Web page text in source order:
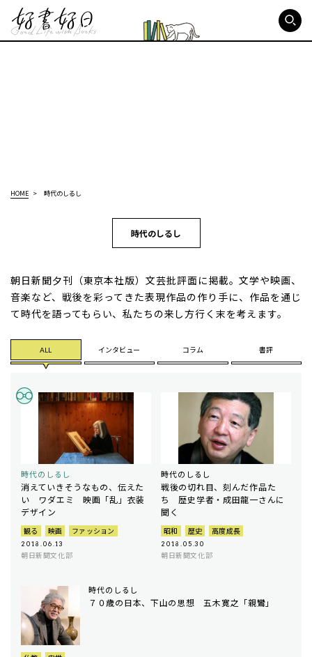
HOME 時代のしるし
時代のしるし
朝日新聞夕刊（東京本社版）文芸批評面に掲載。文学や映画、
音楽など、戦後を彩ってきた表現作品の作り手に、作品を通じ
て時代を語ってもらい、私たちの来し方行く末を考えます。
ALL インタビュー コラム 書評
時代のしるし
消えていきそうなもの、伝えた
い ワダエミ 映画「乱」衣装
デザイン
観る 映画 ファッション
2018.06.13
朝日新聞文化部
時代のしるし
戦後の切れ目、刻んだ作品た
ち 歴史学者・成田龍一さんに
聞く
昭和 歴史 高度成長
2018.05.30
朝日新聞文化部
時代のしるし
７０歳の日本、下山の思想 五木寛之「親鸞」